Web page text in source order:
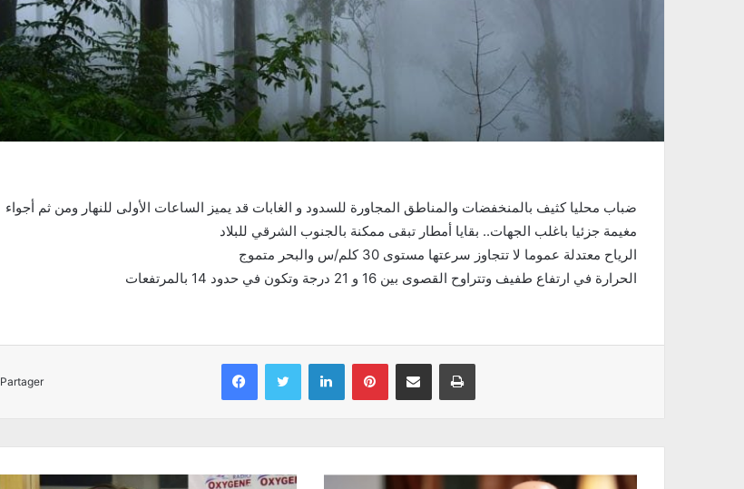
ضباب محليا كثيف بالمنخفضات والمناطق المجاورة للسدود و الغابات قد يميز الساعات الأولى للنهار ومن ثم أجواء
مغيمة جزئيا باغلب الجهات.. بقايا أمطار تبقى ممكنة بالجنوب الشرقي للبلاد
الرياح معتدلة عموما لا تتجاوز سرعتها مستوى 30 كلم/س والبحر متموج
الحرارة في ارتفاع طفيف وتتراوح القصوى بين 16 و 21 درجة وتكون في حدود 14 بالمرتفعات
Partager
Facebook Twitter Linkedin Pinterest Partager par email Imprimer